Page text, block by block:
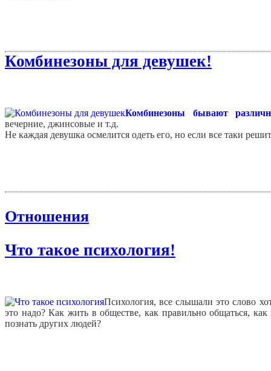
Комбинезоны для девушек!
Комбинезоны бывают
вечерние, джинсовые и т.д.
Не каждая девушка осмелится одеть его, но если все таки
Отношения
Что такое психология!
Психология, все слышали это слово
это надо? Как жить в обществе, как правильно общаться,
познать других людей?